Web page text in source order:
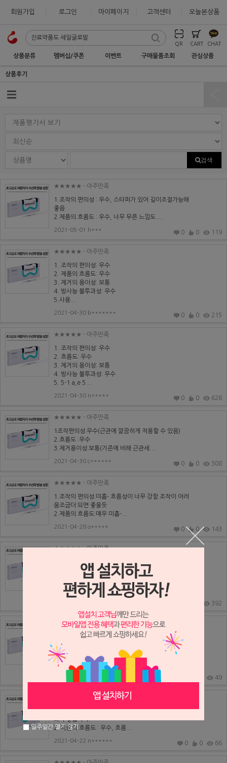
회원가입 로그인 마이페이지 고객센터 오늘본상품
QR CART CHAT
상품분류 멤버십/쿠폰 이벤트 구매물품조회 관심상품
상품후기
검색
★★★★★ - 아주만족
1.조작의 편의성 : 우수, 스타퍼가 있어 길이조절가능해
좋음
2.제품의 흐름도 : 우수, 너무 무른 느낌도 ...
2021-05-01 h*** 0 0 119
★★★★★ - 아주만족
1. 조작의 편의성: 우수
2. 제품의 흐름도: 우수
3. 제거의 용이성: 보통
4. 방사능 불투과성: 우수
5.사용...
2021-04-30 b******* 0 0 215
★★★★★ - 아주만족
1. 조작의 편의성: 우수
2. 흐름도: 우수
3. 제거의 용이성: 보통
4. 방사능 불투과성: 우수
5. 5-1 a,e 5...
2021-04-30 n***** 0 0 626
★★★★★ - 아주만족
1조작편의성:우수(근관에 깔끔하게 적용할 수 있음)
2.흐름도 :우수
3.제거용이성:보통(기존에 비해 근관세...
2021-04-30 c****** 0 0 308
★★★★★ - 아주만족
1.조작의 편의성:미흡- 흐름성이 너무 강함 조작이 어려
움조금더 되면 좋을듯
2.제품의 흐름도:매우 미흡-...
2021-04-28 o***** 0 0 143
★★★★★ - 아주만족
1.조작의 편의성 : 우수
2.제품의 흐름도 : 매우 우수
3. 제거의 용이성 : 매우 우수
4. 방사능 불투과성...
392
★★★★ - 만족
1. 조작의 편의성: 우수
2. 제품의 흐름도: 매우 우수, 사용후에서 팁에서 흘러나
옴
3. 제거의 용이성: 우...
2021-04-23 s***** 49
- 아주만족
1. 조작의 편의성 : 매우 우수 , 힘들이지 않고 쉽게 잘 나
와서 좋습니다.
2. 제품의 흐름도 : 우수, 흐름...
2021-04-22 n****** 0 0 66
일주일간 열지 않기